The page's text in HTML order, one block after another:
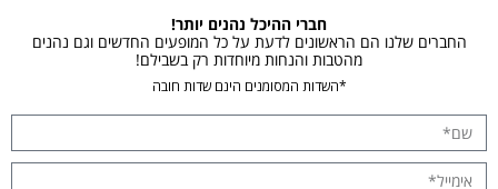
חברי ההיכל נהנים יותר!
החברים שלנו הם הראשונים לדעת על כל המופעים החדשים וגם נהנים
מהטבות והנחות מיוחדות רק בשבילם!
*השדות המסומנים הינם שדות חובה